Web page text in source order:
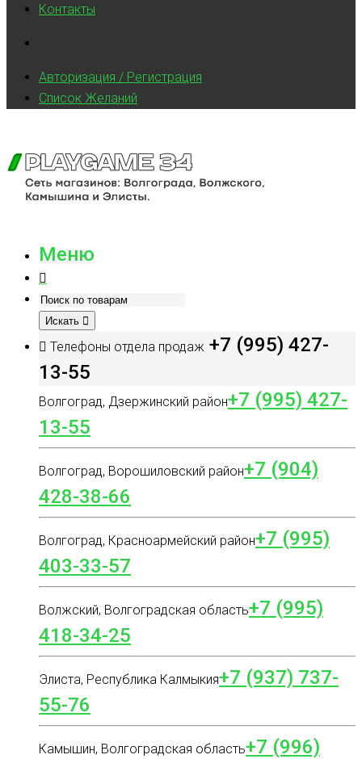
Контакты
Авторизация / Регистрация
Список Желаний
Меню
Искать
Телефоны отдела продаж +7 (995) 427-
13-55
Волгоград, Дзержинский район+7 (995) 427-
13-55
Волгоград, Ворошиловский район+7 (904)
428-38-66
Волгоград, Красноармейский район+7 (995)
403-33-57
Волжский, Волгоградская область+7 (995)
418-34-25
Элиста, Республика Калмыкия+7 (937) 737-
55-76
Камышин, Волгоградская область+7 (996)